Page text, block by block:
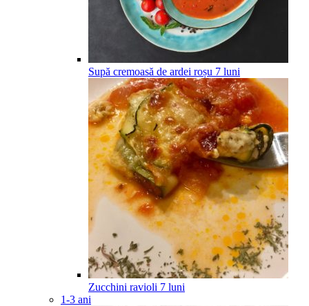
Supă cremoasă de ardei roșu 7 luni
Zucchini ravioli 7 luni
1-3 ani